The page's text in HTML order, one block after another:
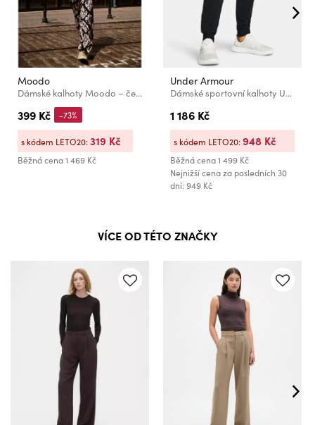
Moodo
Dámské kalhoty Moodo – černé
399 Kč
Běžná cena1 469 Kč
-73%
s kódem LETO20:319 Kč
Under Armour
Dámské sportovní kalhoty Under Armour ArmourSport High Rise Wvn Pn
1 186 Kč
Běžná cena1 499 Kč
Nejnižší cena za posledních 30
dní: 949 Kč
s kódem LETO20:948 Kč
VÍCE OD TÉTO ZNAČKY